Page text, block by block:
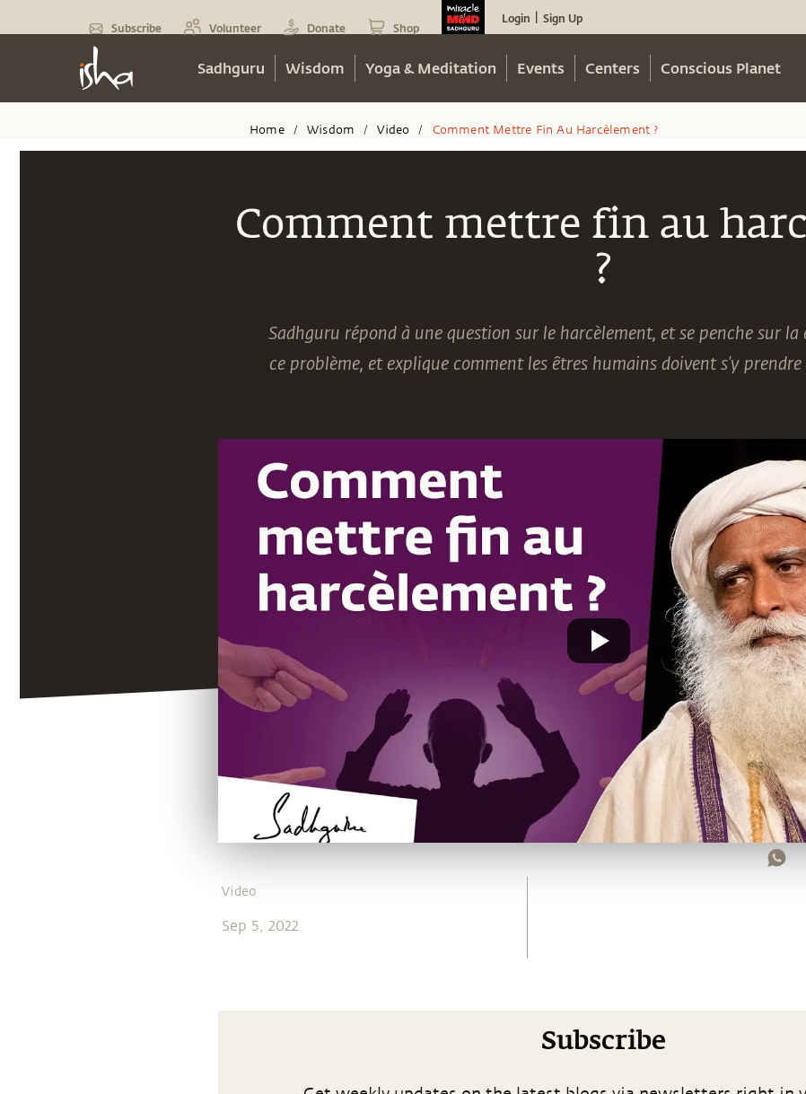
Subscribe Volunteer Donate Shop
Login Sign Up
Sadhguru Wisdom Yoga & Meditation Events Centers Conscious Planet
Home / Wisdom / Video / Comment Mettre Fin Au Harcèlement ?
Comment mettre fin au
?
Sadhguru répond à une question sur le harcèlement, et se penche sur la
ce problème, et explique comment les êtres humains doivent s'y
Video
Sep 5, 2022
Subscribe